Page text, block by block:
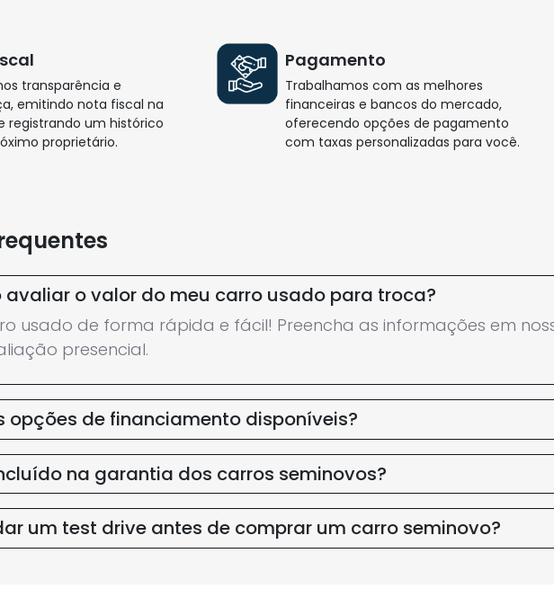
transparência e
emitindo nota fiscal na
registrando um histórico
proprietário.
Pagamento
Trabalhamos com as melhores
financeiras e bancos do mercado,
oferecendo opções de pagamento
com taxas personalizadas para você.
avaliar o valor do meu carro usado para troca?
usado de forma rápida e fácil! Preencha as informações em
presencial.
opções de financiamento disponíveis?
na garantia dos carros seminovos?
um test drive antes de comprar um carro seminovo?